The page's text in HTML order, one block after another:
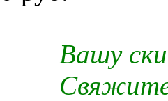
Вашу